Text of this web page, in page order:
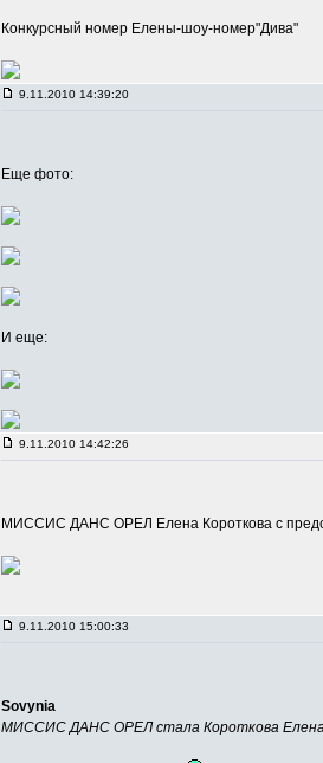
Конкурсный номер Елены-шоу-номер"Дива"
9.11.2010 14:39:20
Еще фото:
И еще:
9.11.2010 14:42:26
МИССИС ДАНС ОРЕЛ Елена Короткова с
9.11.2010 15:00:33
Sovynia
МИССИС ДАНС ОРЕЛ стала Короткова